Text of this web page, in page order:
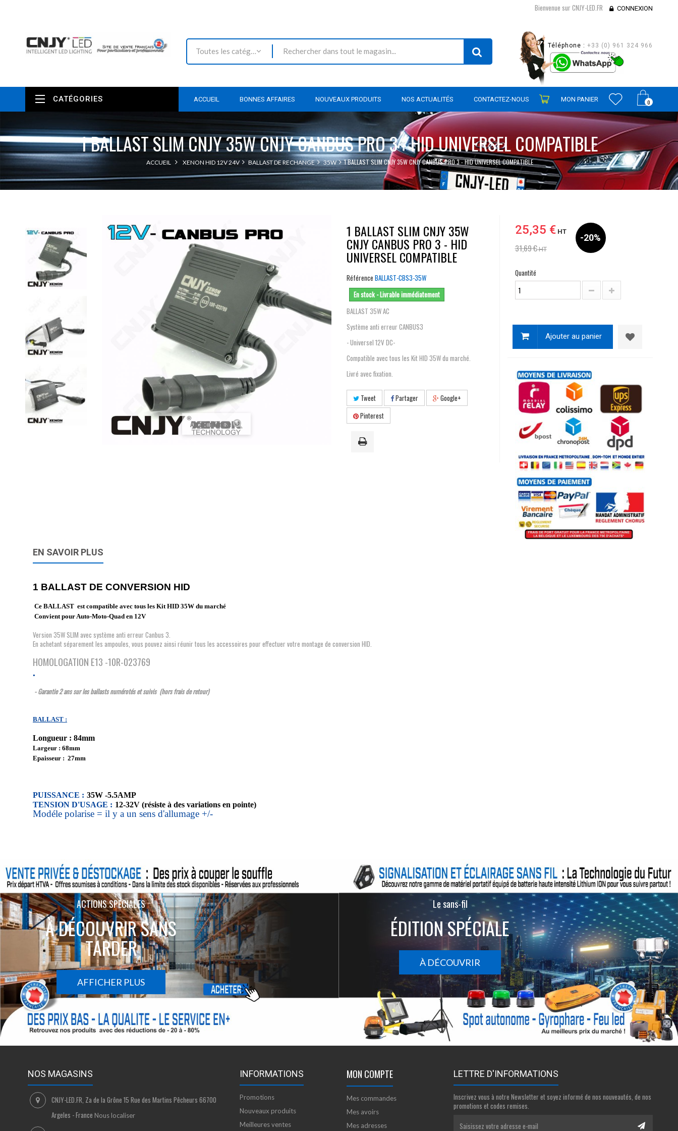
Bienvenue sur CNJY-LED.FR CONNEXION
Toutes les catégories
Téléphone : +33 (0) 961 324 966
0
ACCUEIL BONNES AFFAIRES NOUVEAUX PRODUITS NOS ACTUALITÉS CONTACTEZ-NOUS MON PANIER
CATÉGORIES
1 BALLAST SLIM CNJY 35W CNJY CANBUS PRO 3 - HID UNIVERSEL COMPATIBLE
ACCUEIL XENON HID 12V 24V BALLAST DE RECHANGE 35W 1 BALLAST SLIM CNJY 35W CNJY CANBUS PRO 3 - HID UNIVERSEL COMPATIBLE
Agrandir l'image
1 BALLAST SLIM CNJY 35W
CNJY CANBUS PRO 3 - HID
UNIVERSEL COMPATIBLE
Référence BALLAST-CBS3-35W
En stock - Livrable immédiatement
BALLAST 35W AC
Système anti erreur CANBUS3
- Universel 12V DC-
Compatible avec tous les Kit HID 35W du marché.
Livré avec fixation.
Tweet Partager
Google+
Pinterest
25,35 €HT
31,69 €HT
-20%
Quantité
Ajouter au panier
EN SAVOIR PLUS
1 BALLAST DE CONVERSION HID
Ce BALLAST est compatible avec tous les Kit HID 35W du marché
Convient pour Auto-Moto-Quad en 12V
Version 35W SLIM avec système anti erreur Canbus 3.
En achetant séparement les ampoules, vous pouvez ainsi réunir tous les accessoires pour effectuer votre montage de conversion HID.
HOMOLOGATION E13 -10R-023769
.
- Garantie 2 ans sur les ballasts numérotés et suivis (hors frais de retour)
BALLAST :
Longueur : 84mm
Largeur : 68mm
Epaisseur : 27mm
PUISSANCE : 35W -5.5AMP
TENSION D'USAGE : 12-32V (résiste à des variations en pointe)
Modéle polarise = il y a un sens d'allumage +/-
ACTIONS SPÉCIALES
À DÉCOUVRIR SANS
TARDER
AFFICHER PLUS
Le sans-fil
ÉDITION SPÉCIALE
À DÉCOUVRIR
NOS MAGASINS
CNJY-LED.FR, Za de la Grône 15 Rue des Martins Pêcheurs 66700
Argeles - France Nous localiser
INFORMATIONS
Promotions
Nouveaux produits
Meilleures ventes
MON COMPTE
Mes commandes
Mes avoirs
Mes adresses
LETTRE D'INFORMATIONS
Inscrivez vous à notre Newsletter et soyez informé de nos nouveautés, de nos
promotions et codes remises.